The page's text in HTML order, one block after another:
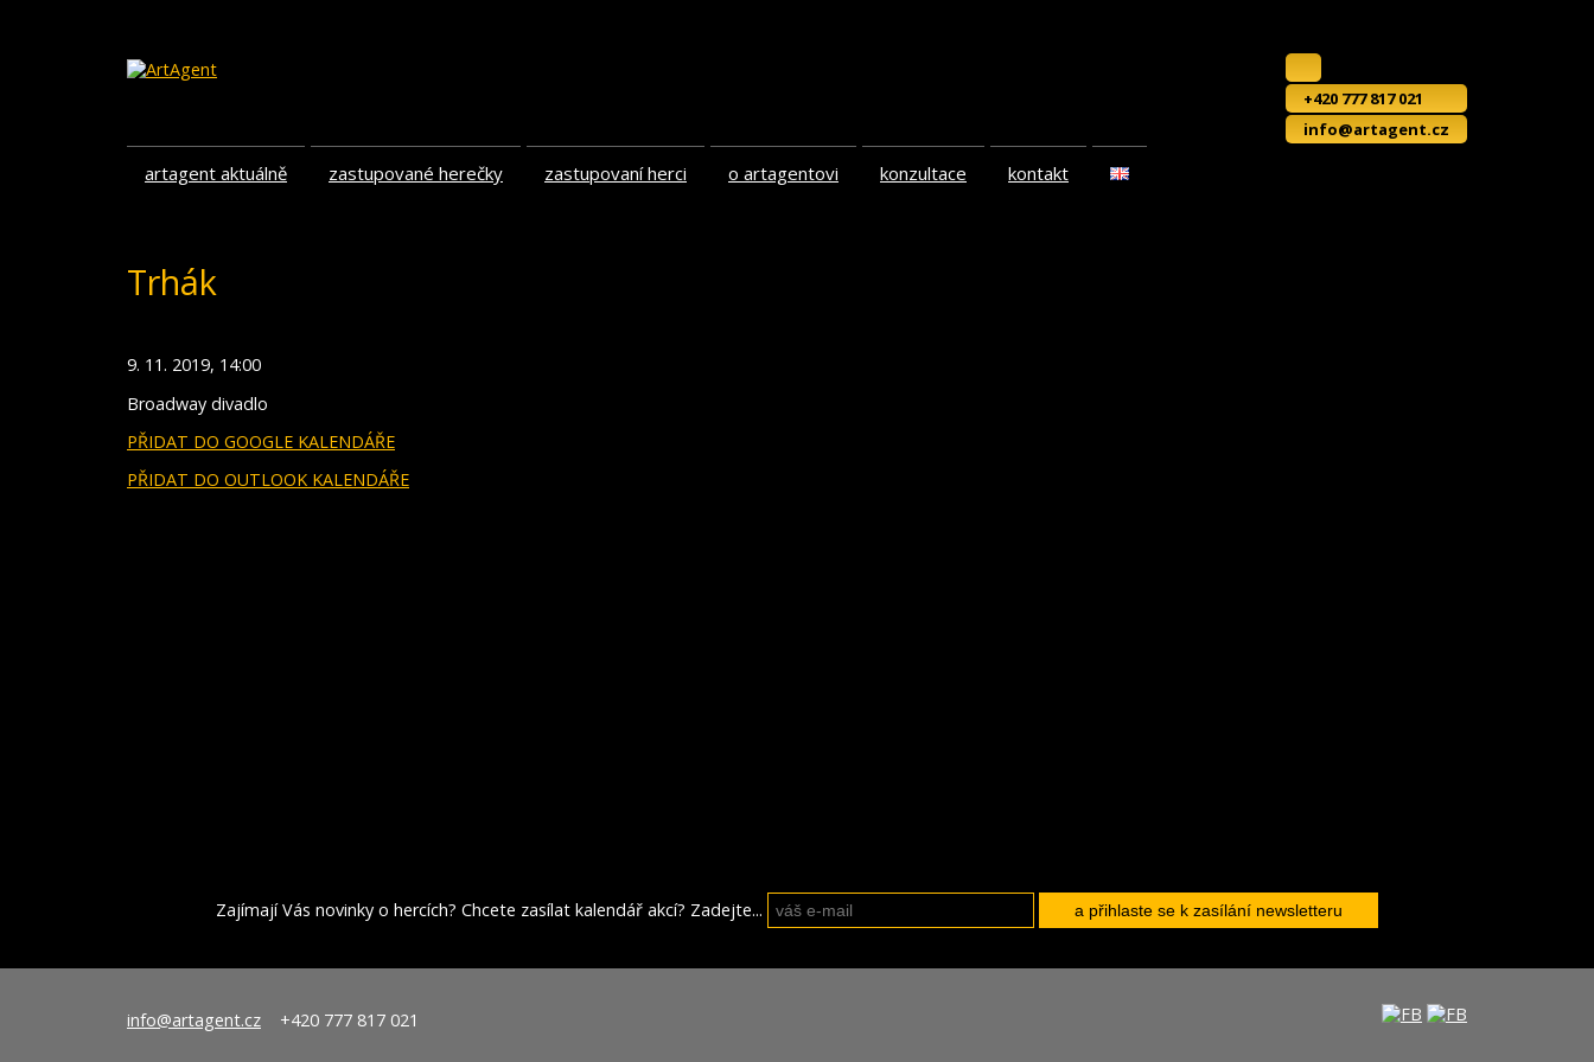
+420 777 817 021
info@artagent.cz
artagent aktuálně zastupované herečky zastupovaní herci o artagentovi konzultace kontakt
Trhák
9. 11. 2019, 14:00
Broadway divadlo
PŘIDAT DO GOOGLE KALENDÁŘE
PŘIDAT DO OUTLOOK KALENDÁŘE
Zajímají Vás novinky o hercích? Chcete zasílat kalendář akcí? Zadejte...
info@artagent.cz +420 777 817 021